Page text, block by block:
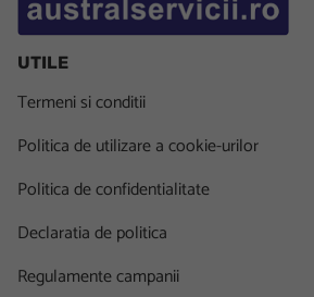
UTILE
Termeni si conditii
Politica de utilizare a cookie-urilor
Politica de confidentialitate
Declaratia de politica
Regulamente campanii